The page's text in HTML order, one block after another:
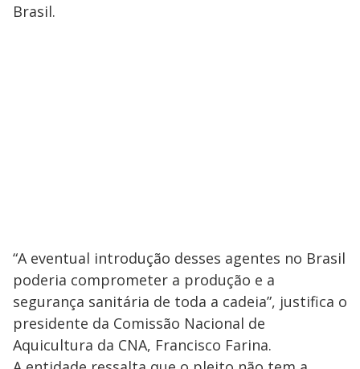
Brasil.
“A eventual introdução desses agentes no Brasil
poderia comprometer a produção e a
segurança sanitária de toda a cadeia”, justifica o
presidente da Comissão Nacional de
Aquicultura da CNA, Francisco Farina.